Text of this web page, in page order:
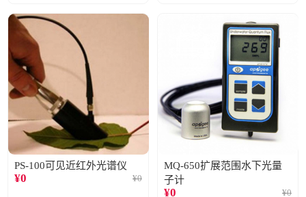
PS-100可见近红外光谱仪
¥0 ¥0
MQ-650扩展范围水下光量
子计
¥0 ¥0